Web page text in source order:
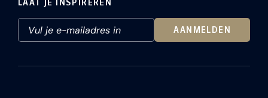
LAAT JE INSPIREREN
AANMELDEN